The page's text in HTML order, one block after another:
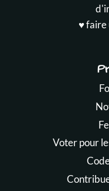
♥️ faire
Voter pour